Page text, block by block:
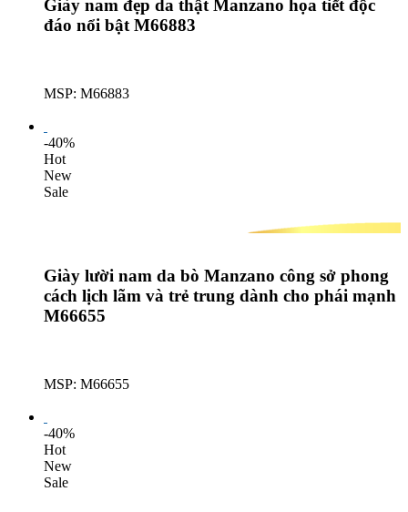
Giày nam đẹp da thật Manzano họa tiết độc
đáo nổi bật M66883
MSP: M66883
-40%
Hot
New
Sale
Giày lười nam da bò Manzano công sở phong
cách lịch lãm và trẻ trung dành cho phái mạnh
M66655
MSP: M66655
-40%
Hot
New
Sale